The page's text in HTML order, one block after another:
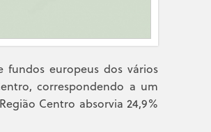
fundos europeus dos vários
correspondendo a um
Centro absorvia 24,9%